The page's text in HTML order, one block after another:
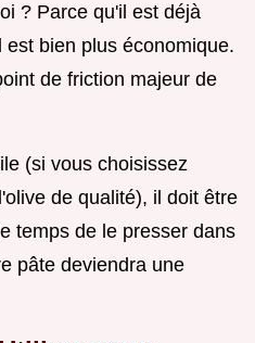
? Parce qu'il est déjà
bien plus économique.
de friction majeur de
(si vous choisissez
de qualité), il doit être
temps de le presser dans
pâte deviendra une